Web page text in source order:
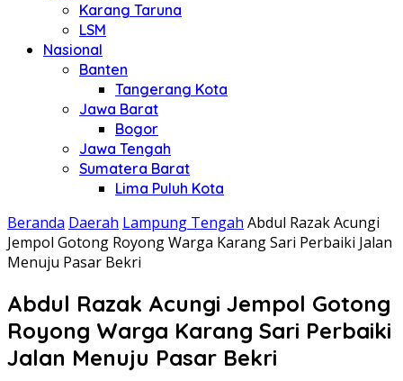
Karang Taruna
LSM
Nasional
Banten
Tangerang Kota
Jawa Barat
Bogor
Jawa Tengah
Sumatera Barat
Lima Puluh Kota
Beranda Daerah Lampung Tengah Abdul Razak Acungi
Jempol Gotong Royong Warga Karang Sari Perbaiki Jalan
Menuju Pasar Bekri
Abdul Razak Acungi Jempol Gotong
Royong Warga Karang Sari Perbaiki
Jalan Menuju Pasar Bekri